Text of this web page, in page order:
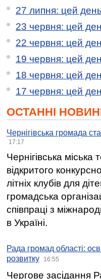
27 липня: цей день
23 червня: цей день
22 червня: цей день
19 червня: цей день
18 червня: цей день
17 червня: цей день
ОСТАННІ
Чернігівська громада
17:17
Чернігівська
відкритого
літніх клубів для
громадська
співпраці з
в Україні.
Рада громад області:
розвитку
16:55
Чергове засідання